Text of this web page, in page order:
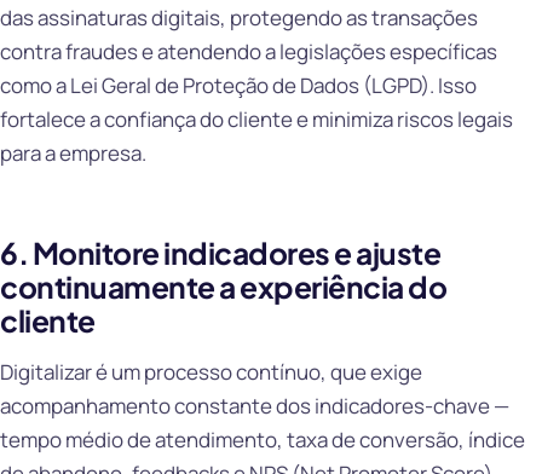
das assinaturas digitais, protegendo as transações
contra fraudes e atendendo a legislações específicas
como a Lei Geral de Proteção de Dados (LGPD). Isso
fortalece a confiança do cliente e minimiza riscos legais
para a empresa.
6. Monitore indicadores e ajuste
continuamente a experiência do
cliente
Digitalizar é um processo contínuo, que exige
acompanhamento constante dos indicadores-chave —
tempo médio de atendimento, taxa de conversão, índice